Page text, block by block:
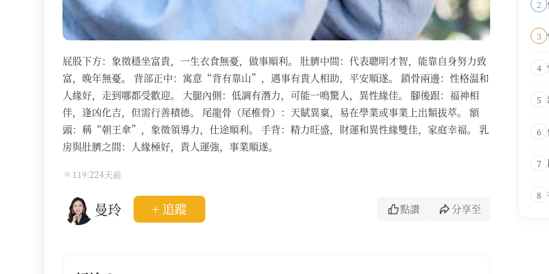
‌屁股下方‌：象徵穩坐富貴，一生衣食無憂，做事順利。‌‌ ‌肚臍中間‌：代表聰明才智，能靠自身努力致
富，晚年無憂。‌‌ ‌背部正中‌：寓意“背有靠山”，遇事有貴人相助，平安順遂。‌‌ ‌鎖骨兩邊‌：性格温和
人緣好，走到哪都受歡迎。‌‌ ‌大腿內側‌：低調有潛力，可能一鳴驚人，異性緣佳。‌‌ ‌腳後跟‌：福神相
伴，逢凶化吉，但需行善積德。‌‌ ‌尾龍骨（尾椎骨）‌：天賦異稟，易在學業或事業上出類拔萃。‌‌‌‌ ‌額
頭‌：稱“朝王傘”，象徵領導力，仕途順利。‌‌‌‌ ‌手背‌：精力旺盛，財運和異性緣雙佳，家庭幸福。‌‌ ‌乳
房與肚臍之間‌：人緣極好，貴人運強，事業順遂。‌‌
119|224天前
曼玲 + 追蹤 點讚 分享至
2
3
4
5
6
7
8